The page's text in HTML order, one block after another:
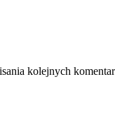
kolejnych